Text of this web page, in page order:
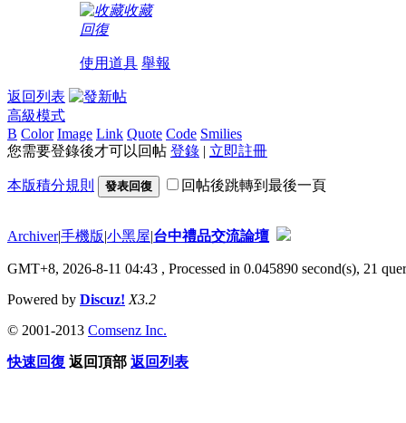
收藏
回復
使用道具 舉報
返回列表
高級模式
B Color Image Link Quote Code Smilies
您需要登錄後才可以回帖 登錄 | 立即註冊
本版積分規則 發表回復 回帖後跳轉到最後一頁
Archiver|手機版|小黑屋|台中禮品交流論壇
GMT+8, 2026-8-11 04:43 , Processed in 0.045890 second(s), 21
Powered by Discuz! X3.2
© 2001-2013 Comsenz Inc.
快速回復 返回頂部 返回列表